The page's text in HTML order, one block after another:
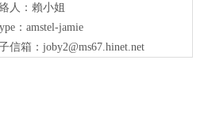
人：賴小姐
：amstel-jamie
信箱： joby2@ms67.hinet.net